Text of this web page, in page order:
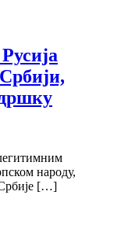
народу,
[…]